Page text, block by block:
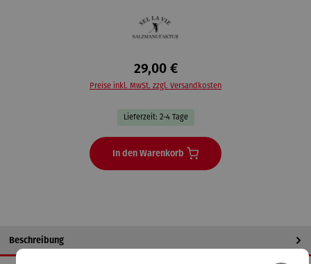
29,00 €
Preise inkl. MwSt. zzgl. Versandkosten
Lieferzeit: 2-4 Tage
In den Warenkorb
Beschreibung